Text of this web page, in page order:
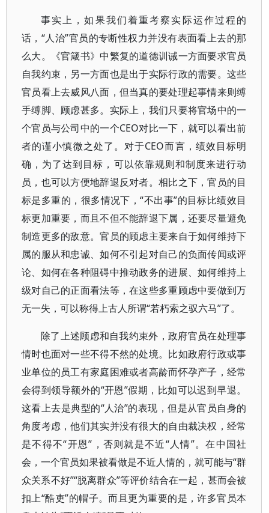
事实上，如果我们着重考察实际运作过程的
话，“人治”官员的专断性权力并没有表面看上去的那
么大。《官箴书》中繁复的道德训诫一方面要求官员
自我约束，另一方面也是出于实际行政的需要。这些
官员看上去威风八面，但当真的要处理起事情来则缚
手缚脚、顾虑甚多。实际上，我们只要将官场中的一
个官员与公司中的一个CEO对比一下，就可以看出前
者的谨小慎微之处了。对于CEO而言，绩效目标明
确，为了达到目标，可以依靠规则和制度来进行动
员，也可以方便地辞退反对者。相比之下，官员的目
标是多重的，很多情况下，“不出事”的目标比绩效目
标更加重要，而且不但不能辞退下属，还要尽量避免
制造更多的敌意。官员的顾虑主要来自于如何维持下
属的服从和忠诚、如何不引起对自己的负面传闻或评
论、如何在各种阻碍中推动政务的进展、如何维持上
级对自己的正面看法等，在这些多重顾虑中要做到万
无一失，可以称得上古人所谓“若朽索之驭六马”了。
除了上述顾虑和自我约束外，政府官员在处理事
情时也面对一些不得不然的处境。比如政府行政或事
业单位的员工有家庭困难或者高龄而怀孕产子，经常
会得到领导额外的“开恩”假期，比如可以迟到早退。
这看上去是典型的“人治”的表现，但是从官员自身的
角度考虑，他们其实并没有很大的自由裁决权，经常
是不得不“开恩”，否则就是不近“人情”。在中国社
会，一个官员如果被看做是不近人情的，就可能与“群
众关系不好”“脱离群众”等评价结合在一起，甚而会被
扣上“酷吏”的帽子。而且更为重要的是，许多官员本